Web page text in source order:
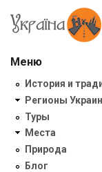
Меню
История и
Регионы
Туры
Места
Природа
Блог